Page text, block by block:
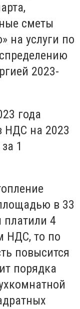
сметы
на услуги по
2023-
года
НДС на 2023
1
в 33
платили 4
НДС, то по
повысится
порядка